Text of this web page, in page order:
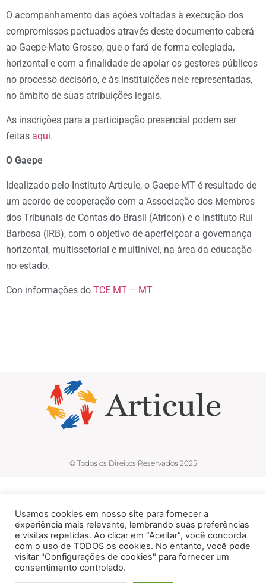
O acompanhamento das ações voltadas à execução dos
compromissos pactuados através deste documento caberá
ao Gaepe-Mato Grosso, que o fará de forma colegiada,
horizontal e com a finalidade de apoiar os gestores públicos
no processo decisório, e às instituições nele representadas,
no âmbito de suas atribuições legais.
As inscrições para a participação presencial podem ser
feitas aqui.
O Gaepe
Idealizado pelo Instituto Articule, o Gaepe-MT é resultado de
um acordo de cooperação com a Associação dos Membros
dos Tribunais de Contas do Brasil (Atricon) e o Instituto Rui
Barbosa (IRB), com o objetivo de aperfeiçoar a governança
horizontal, multissetorial e multinível, na área da educação
no estado.
Con informações do TCE MT – MT
© Todos os Direitos Reservados 2025
Usamos cookies em nosso site para fornecer a
experiência mais relevante, lembrando suas preferências
e visitas repetidas. Ao clicar em “Aceitar”, você concorda
com o uso de TODOS os cookies. No entanto, você pode
visitar "Configurações de cookies" para fornecer um
consentimento controlado.